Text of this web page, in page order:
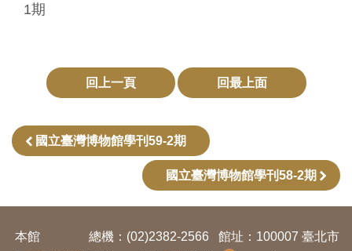
1期
回上一頁 回最上面
國立臺灣博物館學刊59-2期
國立臺灣博物館學刊58-2期
本館 總機：(02)2382-2566
館址：100007 臺北市